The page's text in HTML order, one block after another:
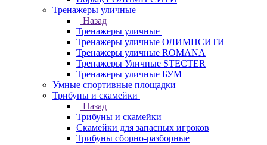
Тренажеры уличные
Назад
Тренажеры уличные
Тренажеры уличные ОЛИМПСИТИ
Тренажеры уличные ROMANA
Тренажеры Уличные STECTER
Тренажеры уличные БУМ
Умные спортивные площадки
Трибуны и скамейки
Назад
Трибуны и скамейки
Скамейки для запасных игроков
Трибуны сборно-разборные